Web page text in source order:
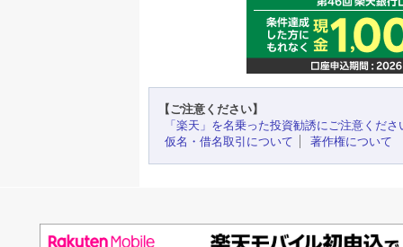
【ご注意ください】
「楽天」を名乗った投資勧誘にご注意くださ
仮名・借名取引について
著作権について